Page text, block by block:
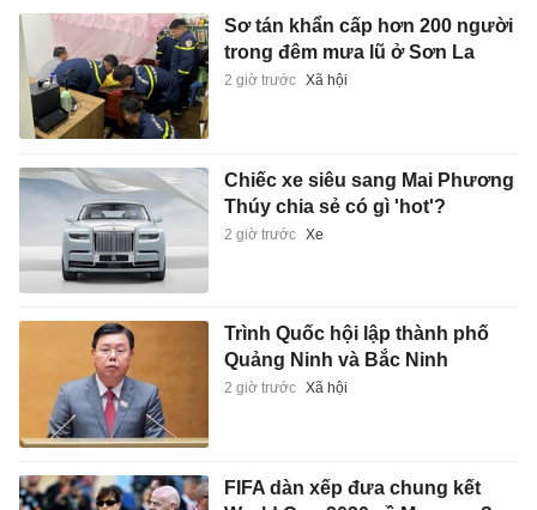
Sơ tán khẩn cấp hơn 200 người
trong đêm mưa lũ ở Sơn La
2 giờ trước Xã hội
Chiếc xe siêu sang Mai Phương
Thúy chia sẻ có gì 'hot'?
2 giờ trước Xe
Trình Quốc hội lập thành phố
Quảng Ninh và Bắc Ninh
2 giờ trước Xã hội
FIFA dàn xếp đưa chung kết